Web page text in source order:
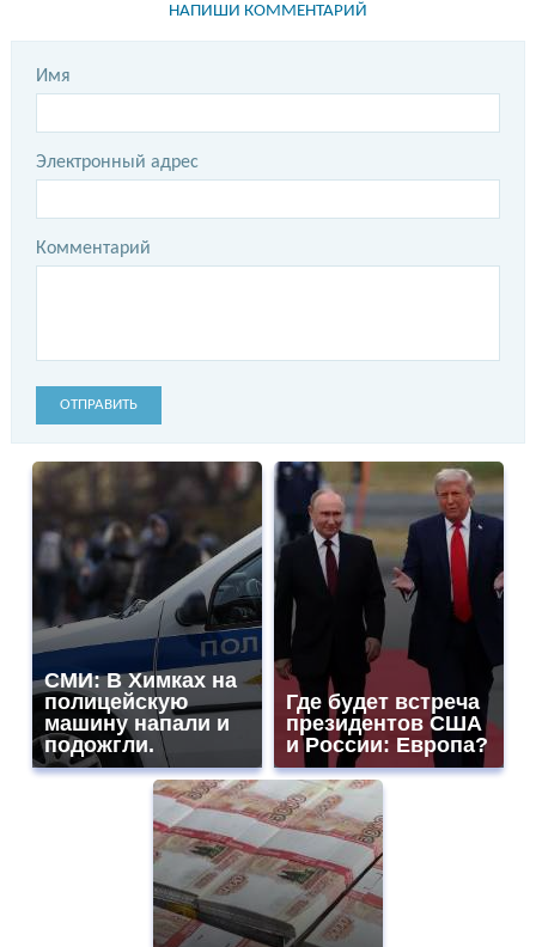
НАПИШИ КОММЕНТАРИЙ
Имя
Электронный адрес
Комментарий
ОТПРАВИТЬ
СМИ: В Химках на
полицейскую
машину напали и
подожгли.
Где будет встреча
президентов США
и России: Европа?